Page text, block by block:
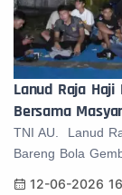
Lanud Raja
Bersama
TNI AU. Lanud
Bareng Bola
12-06-2026